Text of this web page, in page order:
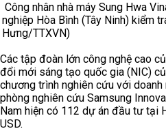
Công nhân nhà máy Sung Hwa
nghiệp Hòa Bình (Tây Ninh) kiểm
Hưng/TTXVN)
Các tập đoàn lớn công nghệ cao
đổi mới sáng tạo quốc gia (NIC)
chương trình nghiên cứu với
phòng nghiên cứu Samsung
Nam hiện có 112 dự án đầu tư tại
USD.